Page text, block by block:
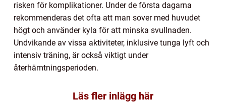
risken för komplikationer. Under de första dagarna
rekommenderas det ofta att man sover med huvudet
högt och använder kyla för att minska svullnaden.
Undvikande av vissa aktiviteter, inklusive tunga lyft och
intensiv träning, är också viktigt under
återhämtningsperioden.
Läs fler inlägg här